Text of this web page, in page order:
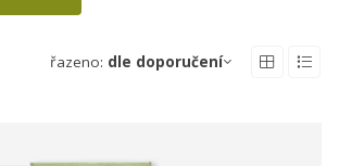
řazeno: dle doporučení